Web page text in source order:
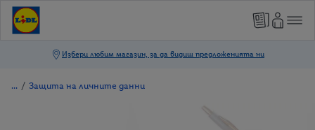
/ Защита на личните данни